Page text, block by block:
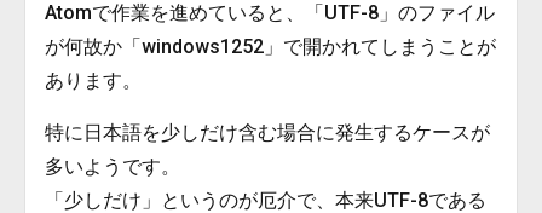
Atomで作業を進めていると、「UTF-8」のファイル
が何故か「windows1252」で開かれてしまうことが
あります。
特に日本語を少しだけ含む場合に発生するケースが
多いようです。
「少しだけ」というのが厄介で、本来UTF-8である